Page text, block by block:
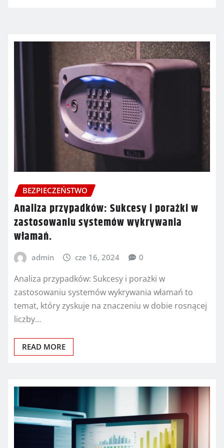
BEZPIECZEŃSTWO
Analiza przypadków: Sukcesy i porażki w
zastosowaniu systemów wykrywania
włamań.
admin cze 16, 2024 0
Analiza przypadków: Sukcesy i porażki w
zastosowaniu systemów wykrywania włamań to
temat, który zyskuje na znaczeniu w dobie rosnącej
liczby…
READ MORE